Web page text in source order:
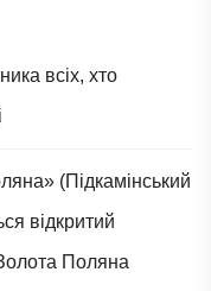
всіх, хто
(Підкамінський
відкритий
Поляна